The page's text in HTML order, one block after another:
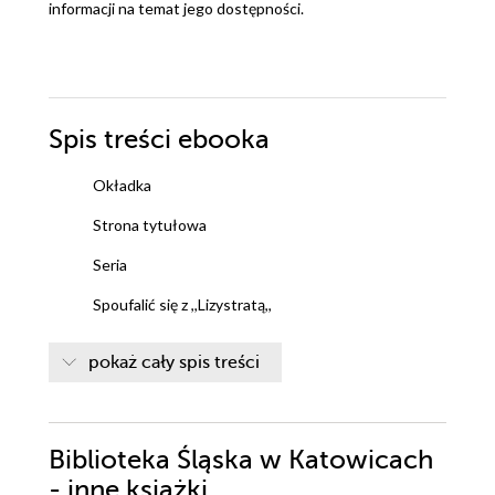
informacji na temat jego dostępności.
Spis treści ebooka
Okładka
Strona tytułowa
Seria
Spoufalić się z ,,Lizystratą,,
Trzeba było nas nie wkurwiać
Kobiety delikatne jak bomby
pokaż cały spis treści
Biblioteka Śląska w Katowicach